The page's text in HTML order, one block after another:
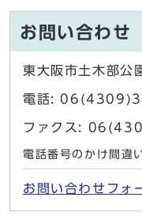
お問い合わせ
東大阪市土木部公
電話:
ファクス:
電話番号のかけ間違
お問い合わせフォ